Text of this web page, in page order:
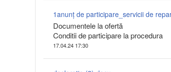
Documentele la ofertă
Conditii de participare la procedura
17.04.24 17:30